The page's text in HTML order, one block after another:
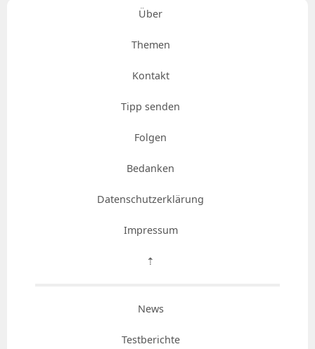
Über
Themen
Kontakt
Tipp senden
Folgen
Bedanken
Datenschutzerklärung
Impressum
⇡
News
Testberichte